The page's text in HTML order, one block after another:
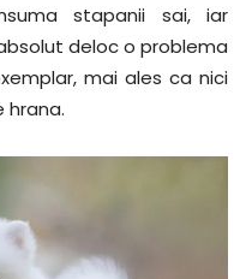
stapanii sai, iar
deloc o problema
mai ales ca nici
hrana.